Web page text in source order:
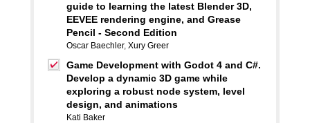
guide to learning the latest Blender 3D,
EEVEE rendering engine, and Grease
Pencil - Second Edition
Oscar Baechler, Xury Greer
Game Development with Godot 4 and C#.
Develop a dynamic 3D game while
exploring a robust node system, level
design, and animations
Kati Baker